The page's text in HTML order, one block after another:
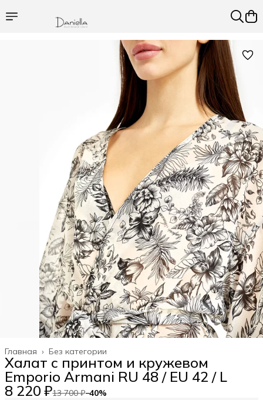
Без категории
Главная ›
Халат с принтом и кружевом
Emporio Armani RU 48 / EU 42 / L
8 220 ₽13 700 ₽−40%